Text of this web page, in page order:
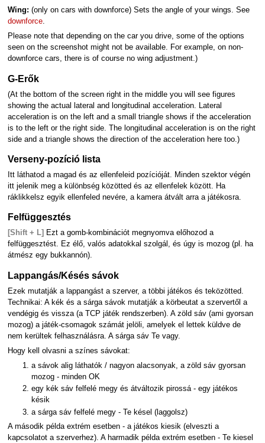
Wing: (only on cars with downforce) Sets the angle of your wings. See
downforce.
Please note that depending on the car you drive, some of the options
seen on the screenshot might not be available. For example, on non-
downforce cars, there is of course no wing adjustment.)
G-Erők
(At the bottom of the screen right in the middle you will see figures
showing the actual lateral and longitudinal acceleration. Lateral
acceleration is on the left and a small triangle shows if the acceleration
is to the left or the right side. The longitudinal acceleration is on the right
side and a triangle shows the direction of the acceleration here too.)
Verseny-pozíció lista
Itt láthatod a magad és az ellenfeleid pozícióját. Minden szektor végén
itt jelenik meg a különbség közötted és az ellenfelek között. Ha
ráklikkelsz egyik ellenfeled nevére, a kamera átvált arra a játékosra.
Felfüggesztés
[Shift + L]
Ezt a gomb-kombinációt megnyomva előhozod a
felfüggesztést. Ez élő, valós adatokkal szolgál, és úgy is mozog (pl. ha
átmész egy bukkannón).
Lappangás/Késés sávok
Ezek mutatják a lappangást a szerver, a többi játékos és teközötted.
Technikai: A kék és a sárga sávok mutatják a körbeutat a szervertől a
vendégig és vissza (a TCP játék rendszerben). A zöld sáv (ami gyorsan
mozog) a játék-csomagok számát jelöli, amelyek el lettek küldve de
nem kerültek felhasználásra. A sárga sáv Te vagy.
Hogy kell olvasni a színes sávokat:
a sávok alig láthatók / nagyon alacsonyak, a zöld sáv gyorsan
mozog - minden OK
egy kék sáv felfelé megy és átváltozik pirossá - egy játékos
késik
a sárga sáv felfelé megy - Te késel (laggolsz)
A második példa extrém esetben - a játékos kiesik (elveszti a
kapcsolatot a szerverhez). A harmadik példa extrém esetben - Te kiesel